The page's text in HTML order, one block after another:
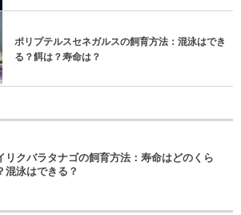
ポリプテルスセネガルスの飼育方法：混泳はでき
る？餌は？寿命は？
リクバラタナゴの飼育方法：寿命はどのくら
混泳はできる？